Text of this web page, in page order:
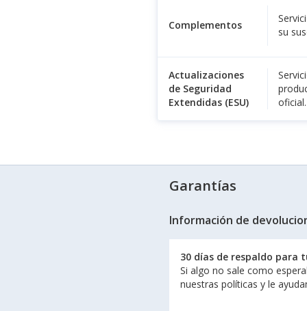
Complementos
su
Actualizaciones
de Seguridad
Extendidas (ESU)
oficial.
Garantías
Información de
30 días de respaldo para
Si algo no sale como
nuestras políticas y le